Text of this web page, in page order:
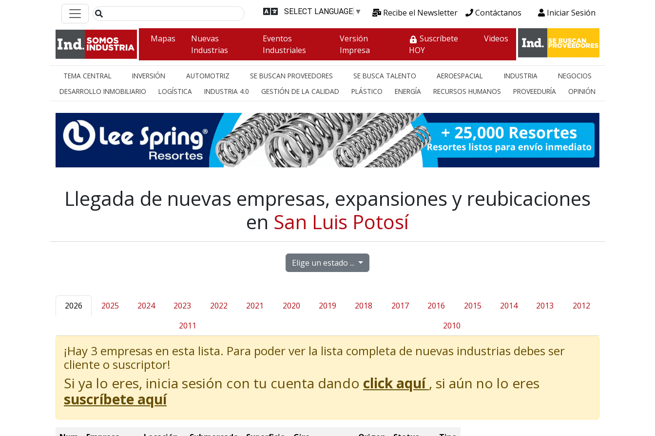
SELECT LANGUAGE ▼ Recibe el Newsletter Contáctanos Iniciar Sesión
Mapas
Nuevas
Industrias
Eventos
Industriales
Versión
Impresa
Suscríbete
HOY
Videos
TEMA CENTRAL INVERSIÓN AUTOMOTRIZ SE BUSCAN PROVEEDORES SE BUSCA TALENTO AEROESPACIAL INDUSTRIA
NEGOCIOS
DESARROLLO INMOBILIARIO
LOGÍSTICA INDUSTRIA 4.0 GESTIÓN DE LA CALIDAD PLÁSTICO ENERGÍA RECURSOS HUMANOS PROVEEDURÍA OPINIÓN
Llegada de nuevas empresas, expansiones y reubicaciones
en San Luis Potosí
Elige un estado ...
2026 2025 2024 2023 2022 2021 2020 2019 2018 2017 2016 2015 2014 2013
2012
2011
2010
¡Hay 3 empresas en esta lista. Para poder ver la lista completa de nuevas industrias debes ser
cliente o suscriptor!
Si ya lo eres, inicia sesión con tu cuenta dando click aquí, si aún no lo eres
suscríbete aquí